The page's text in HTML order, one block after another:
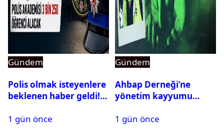
Gündem
Polis olmak isteyenlere
beklenen haber geldi!
1 gün önce
Gündem
Ahbap Derneği’ne
yönetim kayyumu
açıldı
1 gün önce